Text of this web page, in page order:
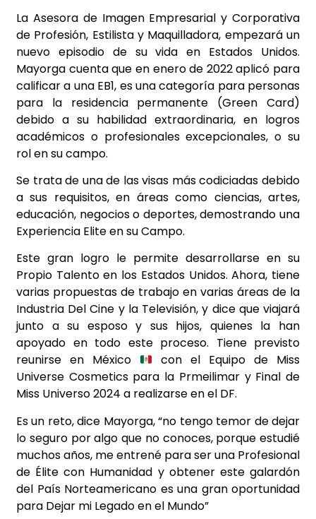
La Asesora de Imagen Empresarial y Corporativa
de Profesión, Estilista y Maquilladora, empezará un
nuevo episodio de su vida en Estados Unidos.
Mayorga cuenta que en enero de 2022 aplicó para
calificar a una EB1, es una categoría para personas
para la residencia permanente (Green Card)
debido a su habilidad extraordinaria, en logros
académicos o profesionales excepcionales, o su
rol en su campo.
Se trata de una de las visas más codiciadas debido
a sus requisitos, en áreas como ciencias, artes,
educación, negocios o deportes, demostrando una
Experiencia Elite en su Campo.
Este gran logro le permite desarrollarse en su
Propio Talento en los Estados Unidos. Ahora, tiene
varias propuestas de trabajo en varias áreas de la
Industria Del Cine y la Televisión, y dice que viajará
junto a su esposo y sus hijos, quienes la han
apoyado en todo este proceso. Tiene previsto
reunirse en México
con el Equipo de Miss
Universe Cosmetics para la Prmeilimar y Final de
Miss Universo 2024 a realizarse en el DF.
Es un reto, dice Mayorga, “no tengo temor de dejar
lo seguro por algo que no conoces, porque estudié
muchos años, me entrené para ser una Profesional
de Élite con Humanidad y obtener este galardón
del País Norteamericano es una gran oportunidad
para Dejar mi Legado en el Mundo”